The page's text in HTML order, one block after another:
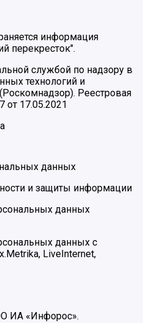
информация
перекресток".
службой по надзору в
технологий и
Реестровая
17.05.2021
данных
и защиты информации
данных
данных с
LiveInternet,
ИА «Инфорос».